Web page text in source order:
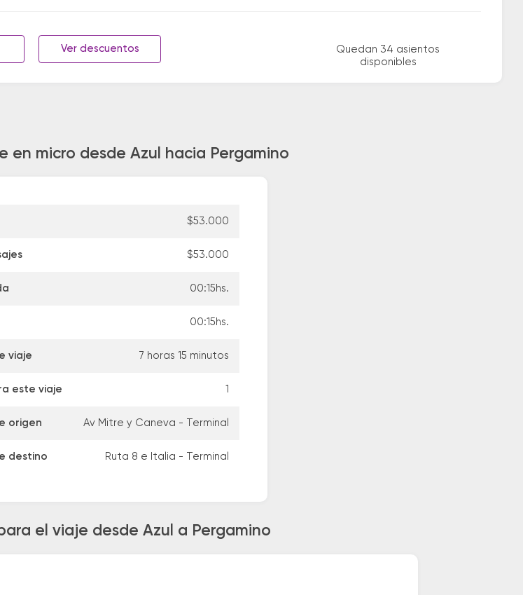
Ver descuentos
Quedan 34 asientos
disponibles
en micro desde Azul hacia Pergamino
$53.000
$53.000
00:15hs.
00:15hs.
viaje 7 horas 15 minutos
este viaje 1
origen Av Mitre y Caneva - Terminal
destino Ruta 8 e Italia - Terminal
el viaje desde Azul a Pergamino